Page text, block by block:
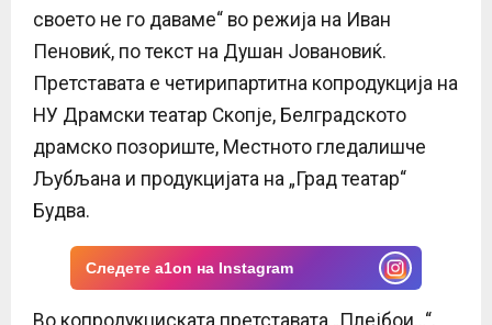
своето не го даваме“ во режија на Иван
Пеновиќ, по текст на Душан Јовановиќ.
Претставата е четирипартитна копродукција на
НУ Драмски театар Скопје, Белградското
драмско позориште, Местното гледалишче
Љубљана и продукцијата на „Град театар“
Будва.
Следете a1on на Instagram
Во копродукциската претставата „Плејбои…“,